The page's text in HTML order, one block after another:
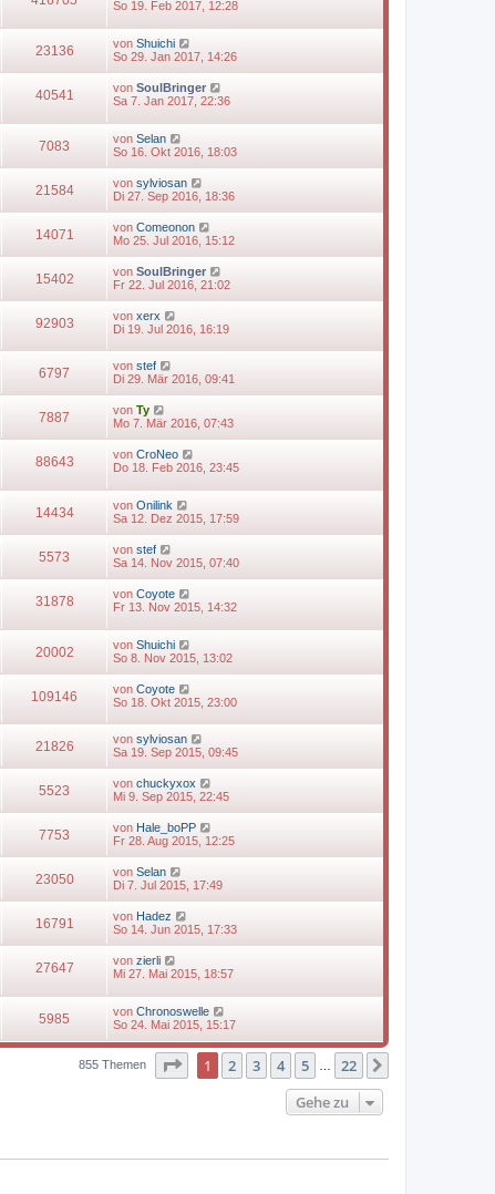
So 19. Feb 2017, 12:28
23136 von Shuichi
So 29. Jan 2017, 14:26
40541 von SoulBringer
Sa 7. Jan 2017, 22:36
7083 von Selan
So 16. Okt 2016, 18:03
21584 von sylviosan
Di 27. Sep 2016, 18:36
14071 von Comeonon
Mo 25. Jul 2016, 15:12
15402 von SoulBringer
Fr 22. Jul 2016, 21:02
92903 von xerx
Di 19. Jul 2016, 16:19
6797 von stef
Di 29. Mär 2016, 09:41
7887 von Ty
Mo 7. Mär 2016, 07:43
88643 von CroNeo
Do 18. Feb 2016, 23:45
14434 von Onilink
Sa 12. Dez 2015, 17:59
5573 von stef
Sa 14. Nov 2015, 07:40
31878 von Coyote
Fr 13. Nov 2015, 14:32
20002 von Shuichi
So 8. Nov 2015, 13:02
109146 von Coyote
So 18. Okt 2015, 23:00
21826 von sylviosan
Sa 19. Sep 2015, 09:45
5523 von chuckyxox
Mi 9. Sep 2015, 22:45
7753 von Hale_boPP
Fr 28. Aug 2015, 12:25
23050 von Selan
Di 7. Jul 2015, 17:49
16791 von Hadez
So 14. Jun 2015, 17:33
27647 von zierli
Mi 27. Mai 2015, 18:57
5985 von Chronoswelle
So 24. Mai 2015, 15:17
855 Themen Seite von22
1 2 3 4 5 22
Gehe zu